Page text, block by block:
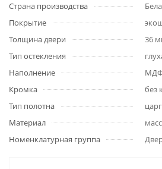
Страна производства
Покрытие
Толщина двери
36
Тип остекления
Наполнение
Кромка
без
Тип полотна
Материал
Номенклатурная группа